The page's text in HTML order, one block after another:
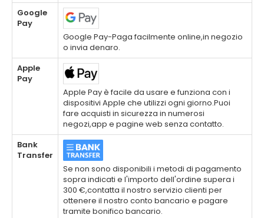
Google
Pay
Google Pay-Paga facilmente online,in negozio
o invia denaro.
Apple
Pay
Apple Pay è facile da usare e funziona con i
dispositivi Apple che utilizzi ogni giorno.Puoi
fare acquisti in sicurezza in numerosi
negozi,app e pagine web senza contatto.
Bank
Transfer
Se non sono disponibili i metodi di pagamento
sopra indicati e l'importo dell'ordine supera i
300 €,contatta il nostro servizio clienti per
ottenere il nostro conto bancario e pagare
tramite bonifico bancario.